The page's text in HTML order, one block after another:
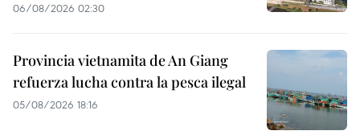
06/08/2026 02:30
Provincia vietnamita de An Giang
refuerza lucha contra la pesca ilegal
05/08/2026 18:16